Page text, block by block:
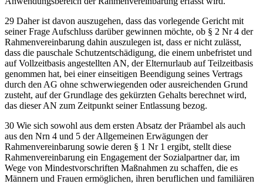
29 Daher ist davon auszugehen, dass das vorlegende Gericht mit
seiner Frage Aufschluss darüber gewinnen möchte, ob § 2 Nr 4 der
Rahmenvereinbarung dahin auszulegen ist, dass er nicht zulässt,
dass die pauschale Schutzentschädigung, die einem unbefristet und
auf Vollzeitbasis angestellten AN, der Elternurlaub auf Teilzeitbasis
genommen hat, bei einer einseitigen Beendigung seines Vertrags
durch den AG ohne schwerwiegenden oder ausreichenden Grund
zusteht, auf der Grundlage des gekürzten Gehalts berechnet wird,
das dieser AN zum Zeitpunkt seiner Entlassung bezog.
30 Wie sich sowohl aus dem ersten Absatz der Präambel als auch
aus den Nrn 4 und 5 der Allgemeinen Erwägungen der
Rahmenvereinbarung sowie deren § 1 Nr 1 ergibt, stellt diese
Rahmenvereinbarung ein Engagement der Sozialpartner dar, im
Wege von Mindestvorschriften Maßnahmen zu schaffen, die es
Männern und Frauen ermöglichen, ihren beruflichen und familiären